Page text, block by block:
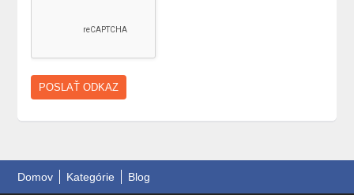
Domov Kategórie Blog